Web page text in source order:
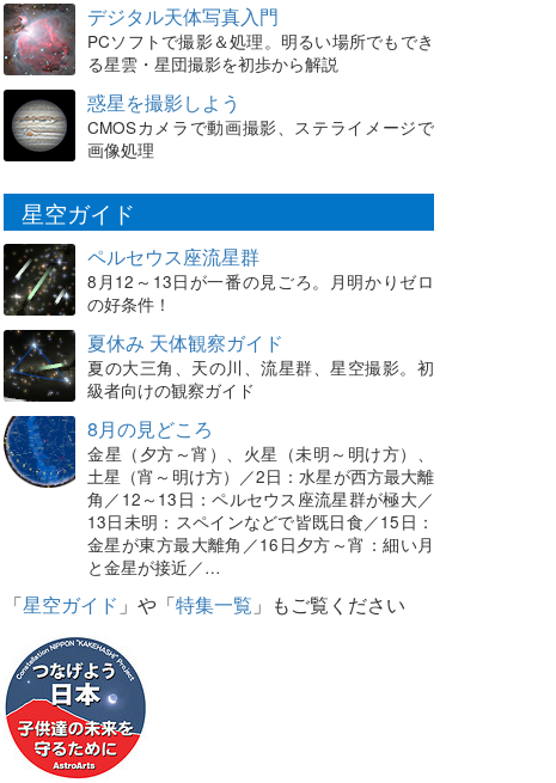
デジタル天体写真入門
PCソフトで撮影＆処理。明るい場所でもでき
る星雲・星団撮影を初歩から解説
惑星を撮影しよう
CMOSカメラで動画撮影、ステライメージで
画像処理
星空ガイド
ペルセウス座流星群
8月12～13日が一番の見ごろ。月明かりゼロ
の好条件！
夏休み 天体観察ガイド
夏の大三角、天の川、流星群、星空撮影。初
級者向けの観察ガイド
8月の見どころ
金星（夕方～宵）、火星（未明～明け方）、
土星（宵～明け方）／2日：水星が西方最大離
角／12～13日：ペルセウス座流星群が極大／
13日未明：スペインなどで皆既日食／15日：
金星が東方最大離角／16日夕方～宵：細い月
と金星が接近／…
「星空ガイド 」や「特集一覧 」もご覧ください